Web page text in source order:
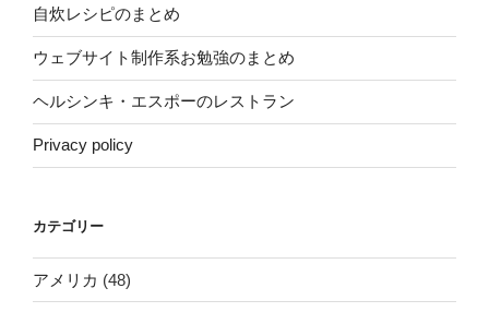
自炊レシピのまとめ
ウェブサイト制作系お勉強のまとめ
ヘルシンキ・エスポーのレストラン
Privacy policy
カテゴリー
アメリカ (48)